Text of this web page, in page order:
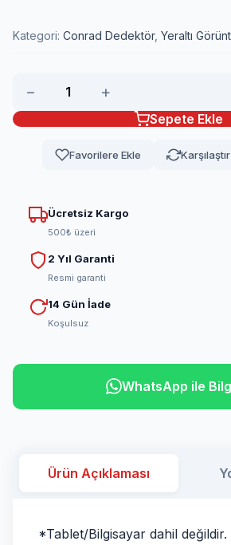
Kategori: Conrad Dedektör, Yeraltı
− +
Sepete Ekle
Favorilere Ekle Karşılaştır
Ücretsiz Kargo
500₺ üzeri
2 Yıl Garanti
Resmi garanti
14 Gün İade
Koşulsuz
WhatsApp ile
Ürün Açıklaması
*Tablet/Bilgisayar dahil değildir.